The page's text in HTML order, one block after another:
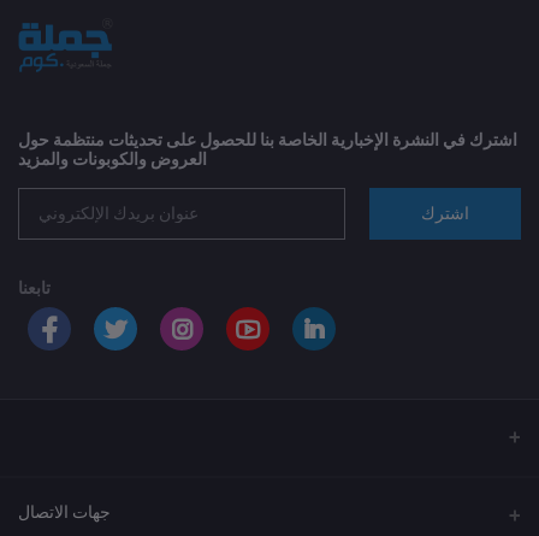
اشترك في النشرة الإخبارية الخاصة بنا للحصول على تحديثات منتظمة حول
العروض والكوبونات والمزيد
اشترك
تابعنا
جهات الاتصال